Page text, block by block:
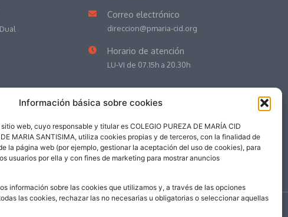
Información básica sobre cookies
web, cuyo responsable y titular es COLEGIO PUREZA DE MARÍA CID
DE MARIA SANTISIMA, utiliza cookies propias y de terceros, con la finalidad de
la página web (por ejemplo, gestionar la aceptación del uso de cookies), para
usuarios por ella y con fines de marketing para mostrar anuncios
información sobre las cookies que utilizamos y, a través de las opciones
las cookies, rechazar las no necesarias u obligatorias o seleccionar aquellas
Correo electrónico
direccion@pmaria-cid.org
Horario de atención
LU-VI de 07.15h a 20.30h